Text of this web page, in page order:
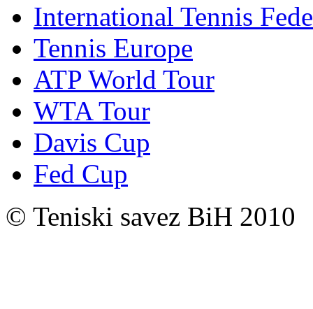
International Tennis
Tennis Europe
ATP World Tour
WTA Tour
Davis Cup
Fed Cup
© Teniski savez BiH 2010